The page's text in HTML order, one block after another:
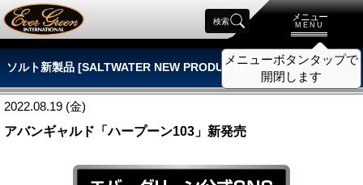
メニュー
MENU
メニューボタンタップで
開閉します
検索
ソルト新製品 [SALTWATER NEW PRODUCTS]
2022.08.19 (金)
アバンギャルド「ハープーン103」新発売